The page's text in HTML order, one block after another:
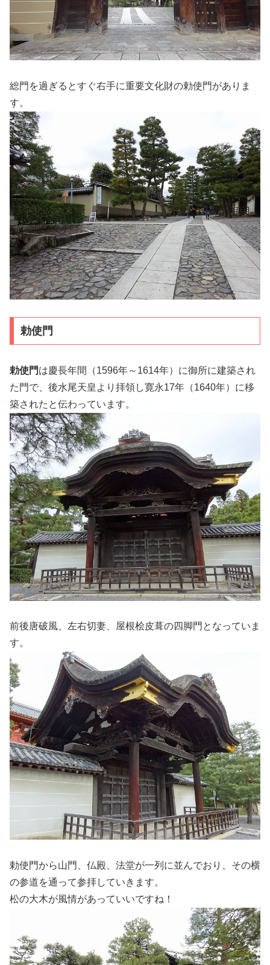
総門を過ぎるとすぐ右手に重要文化財の勅使門がありま
す。
勅使門
勅使門は慶長年間（1596年～1614年）に御所に建築され
た門で、後水尾天皇より拝領し寛永17年（1640年）に移
築されたと伝わっています。
前後唐破風、左右切妻、屋根桧皮葺の四脚門となっていま
す。
勅使門から山門、仏殿、法堂が一列に並んでおり、その横
の参道を通って参拝していきます。
松の大木が風情があっていいですね！